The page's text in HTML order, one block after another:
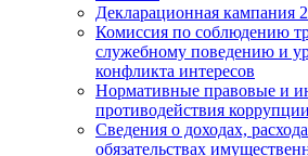
Декларационная кампания
Комиссия по соблюдению
служебному поведению и
конфликта интересов
Нормативные правовые и
противодействия коррупции
Сведения о доходах,
обязательствах